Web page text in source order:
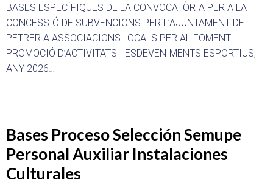
BASES ESPECÍFIQUES DE LA CONVOCATÒRIA PER A LA
CONCESSIÓ DE SUBVENCIONS PER L’AJUNTAMENT DE
PETRER A ASSOCIACIONS LOCALS PER AL FOMENT I
PROMOCIÓ D’ACTIVITATS I ESDEVENIMENTS ESPORTIUS,
ANY 2026…
Bases Proceso Selección Semupe
Personal Auxiliar Instalaciones
Culturales